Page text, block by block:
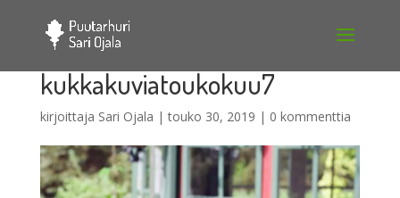
kukkakuviatoukokuu7
kirjoittaja Sari Ojala |touko 30, 2019 | 0 kommenttia